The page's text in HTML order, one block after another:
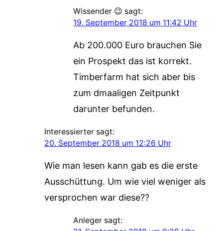
Wissender 😉 sagt:
19. September 2018 um 11:42 Uhr
Ab 200.000 Euro brauchen Sie
ein Prospekt das ist korrekt.
Timberfarm hat sich aber bis
zum dmaaligen Zeitpunkt
darunter befunden.
Interessierter sagt:
20. September 2018 um 12:26 Uhr
Wie man lesen kann gab es die erste
Ausschüttung. Um wie viel weniger als
versprochen war diese??
Anleger sagt: